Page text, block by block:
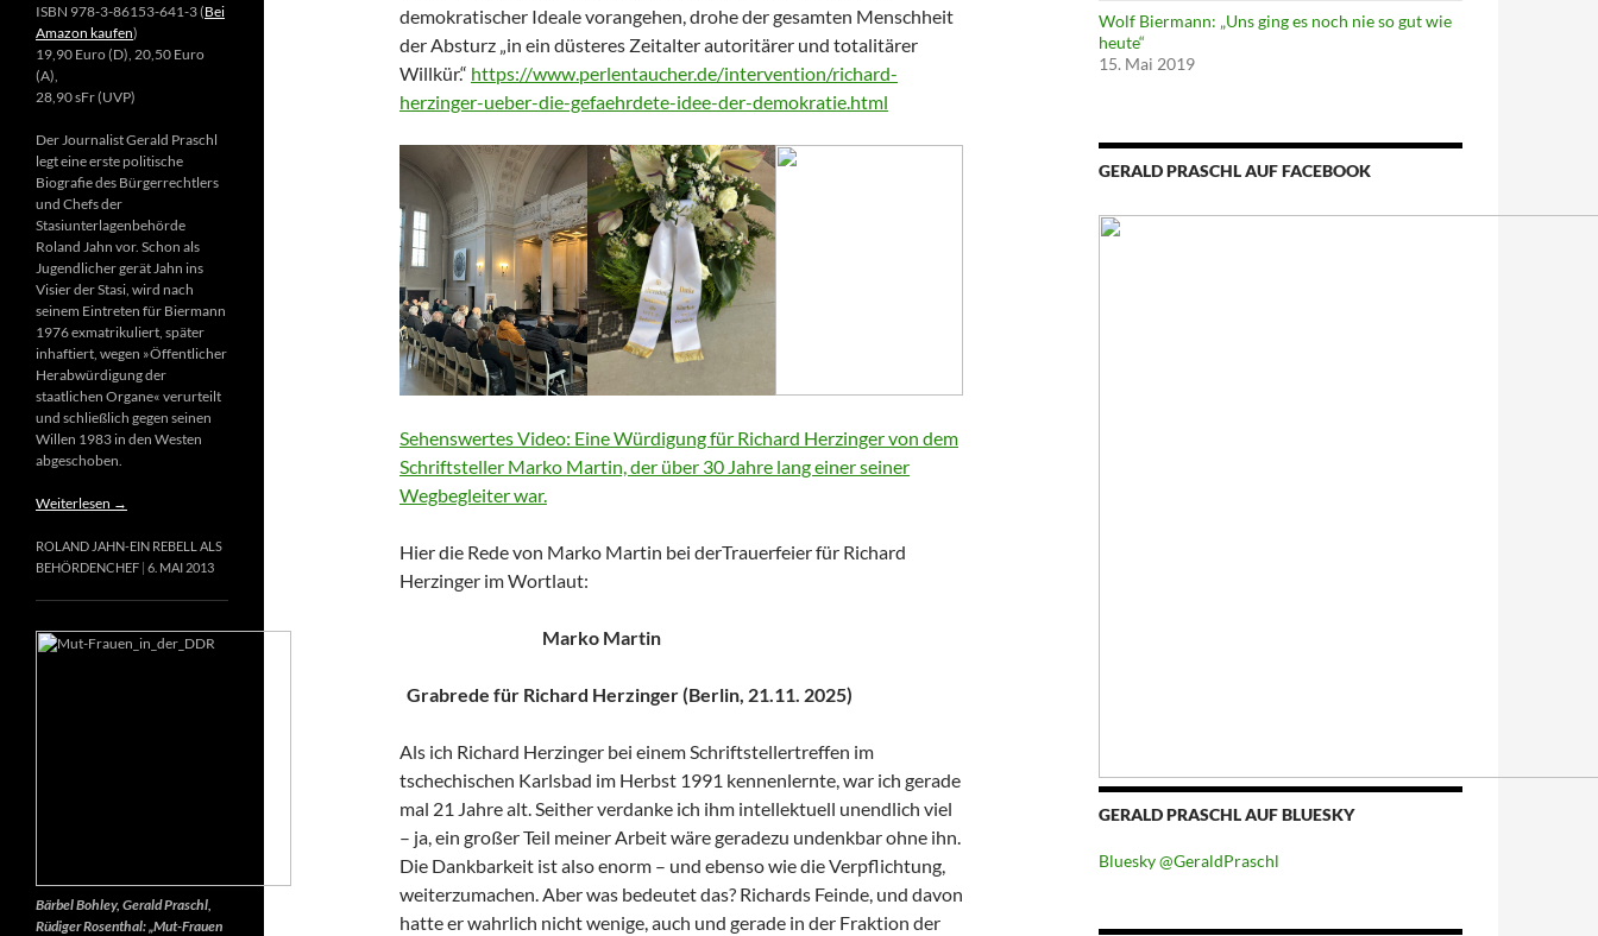
demokratischer Ideale vorangehen, drohe der gesamten Menschheit
der Absturz „in ein düsteres Zeitalter autoritärer und totalitärer
Willkür.“ https://www.perlentaucher.de/intervention/richard-
herzinger-ueber-die-gefaehrdete-idee-der-demokratie.html
Sehenswertes Video: Eine Würdigung für Richard Herzinger von dem
Schriftsteller Marko Martin, der über 30 Jahre lang einer seiner
Wegbegleiter war.
Hier die Rede von Marko Martin bei derTrauerfeier für Richard
Herzinger im Wortlaut:
Marko Martin
Grabrede für Richard Herzinger (Berlin, 21.11. 2025)
Als ich Richard Herzinger bei einem Schriftstellertreffen im
tschechischen Karlsbad im Herbst 1991 kennenlernte, war ich gerade
mal 21 Jahre alt. Seither verdanke ich ihm intellektuell unendlich viel
– ja, ein großer Teil meiner Arbeit wäre geradezu undenkbar ohne ihn.
Die Dankbarkeit ist also enorm – und ebenso wie die Verpflichtung,
weiterzumachen. Aber was bedeutet das? Richards Feinde, und davon
hatte er wahrlich nicht wenige, auch und gerade in der Fraktion der
Wolf Biermann: „Uns ging es noch nie so gut wie
heute“
15. Mai 2019
GERALD PRASCHL AUF FACEBOOK
GERALD PRASCHL AUF BLUESKY
Bluesky @GeraldPraschl
ISBN 978-3-86153-641-3 (Bei
Amazon kaufen)
19,90 Euro (D), 20,50 Euro
(A),
28,90 sFr (UVP)
Der Journalist Gerald Praschl
legt eine erste politische
Biografie des Bürgerrechtlers
und Chefs der
Stasiunterlagenbehörde
Roland Jahn vor. Schon als
Jugendlicher gerät Jahn ins
Visier der Stasi, wird nach
seinem Eintreten für Biermann
1976 exmatrikuliert, später
inhaftiert, wegen »Öffentlicher
Herabwürdigung der
staatlichen Organe« verurteilt
und schließlich gegen seinen
Willen 1983 in den Westen
abgeschoben.
Weiterlesen →
ROLAND JAHN-EIN REBELL ALS
BEHÖRDENCHEF 6. MAI 2013
Bärbel Bohley, Gerald Praschl,
Rüdiger Rosenthal: „Mut-Frauen